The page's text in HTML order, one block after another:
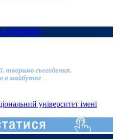
НОВИН
університет імені